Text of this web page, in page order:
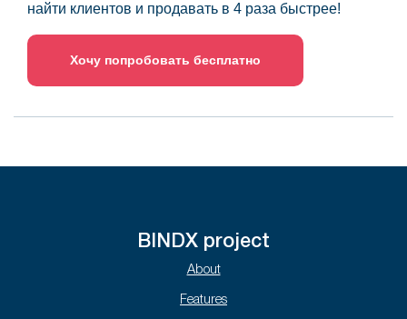
найти клиентов и продавать в 4 раза быстрее!
Хочу попробовать бесплатно
BINDX project
About
Features